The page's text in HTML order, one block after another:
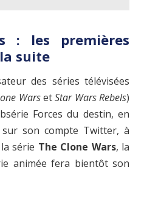
: les premières
suite
des séries télévisées
WarsetStar Wars Rebels)
Forces du destin, en
son compte Twitter, à
série The Clone Wars, la
animée fera bientôt son